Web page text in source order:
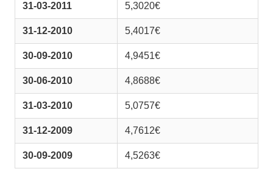
31-03-2011 5,3020€
31-12-2010 5,4017€
30-09-2010 4,9451€
30-06-2010 4,8688€
31-03-2010 5,0757€
31-12-2009 4,7612€
30-09-2009 4,5263€